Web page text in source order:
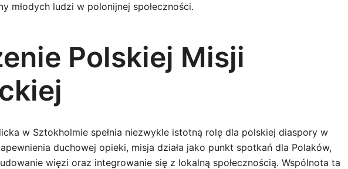
młodych ludzi w polonijnej społeczności.
Polskiej Misji
w Sztokholmie spełnia niezwykle istotną rolę dla polskiej diaspory w
duchowej opieki, misja działa jako punkt spotkań dla Polaków,
więzi oraz integrowanie się z lokalną społecznością. Wspólnota ta